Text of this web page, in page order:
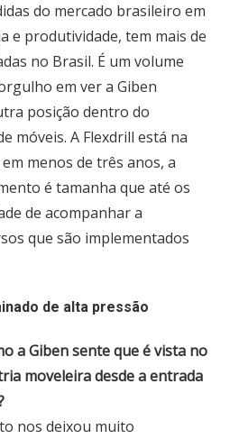
do mercado brasileiro em
e produtividade, tem mais de
no Brasil. É um volume
em ver a Giben
posição dentro do
móveis. A Flexdrill está na
menos de três anos, a
é tamanha que até os
de acompanhar a
que são implementados
de alta pressão
a Giben sente que é vista no
moveleira desde a entrada
nos deixou muito